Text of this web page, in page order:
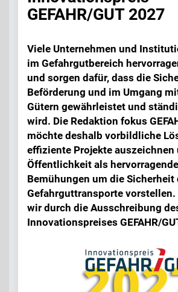
GEFAHR/GUT 2027
Viele Unternehmen und
im Gefahrgutbereich
und sorgen dafür, dass die
Beförderung und im Umgang
Gütern gewährleistet und
wird. Die Redaktion fokus
möchte deshalb vorbildliche
effiziente Projekte auszeichnen
Öffentlichkeit als hervorragende
Bemühungen um die Sicherheit
Gefahrguttransporte vorstellen.
wir durch die Ausschreibung
Innovationspreises GEFAHR/